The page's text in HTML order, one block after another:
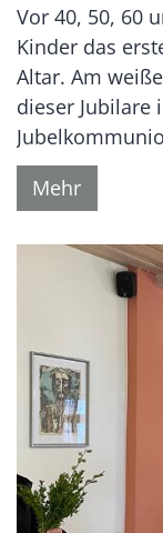
Vor 40, 50, 60
Kinder das
Altar. Am
dieser Jubilare
Mehr